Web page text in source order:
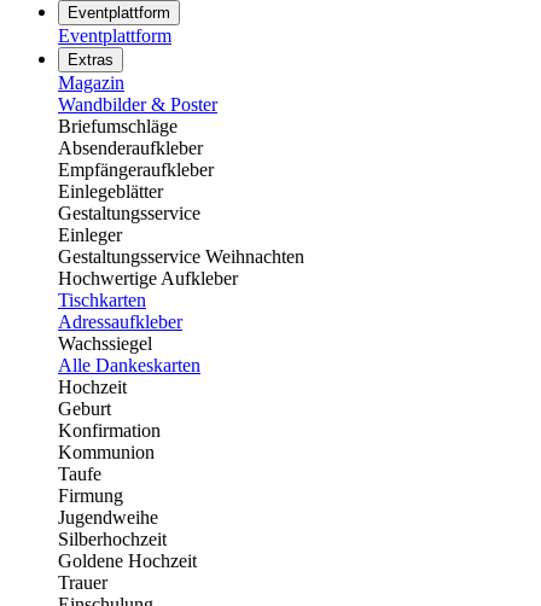
Eventplattform
Eventplattform
Extras
Magazin
Wandbilder & Poster
Briefumschläge
Absenderaufkleber
Empfängeraufkleber
Einlegeblätter
Gestaltungsservice
Einleger
Gestaltungsservice Weihnachten
Hochwertige Aufkleber
Tischkarten
Adressaufkleber
Wachssiegel
Alle Dankeskarten
Hochzeit
Geburt
Konfirmation
Kommunion
Taufe
Firmung
Jugendweihe
Silberhochzeit
Goldene Hochzeit
Trauer